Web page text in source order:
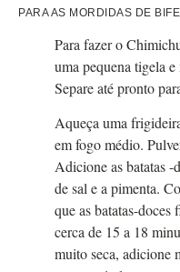
PARA AS MORDIDAS DE
Para fazer o
uma pequena tigela
Separe até pronto
Aqueça uma
em fogo médio.
Adicione as batatas
de sal e a pimenta.
que as batatas-doces
cerca de 15 a 18
muito seca, adicione